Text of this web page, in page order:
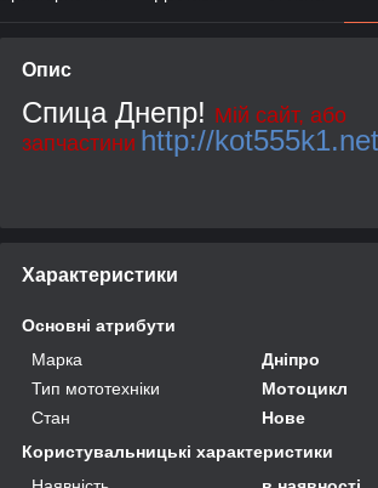
Опис
Спица Днепр! Мій сайт, або
запчастини http://
Характеристики
Основні атрибути
Марка
Дніпро
Тип мототехніки
Мотоцикл
Стан
Нове
Користувальницькі характеристики